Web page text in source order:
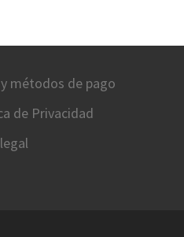
métodos de pago
de Privacidad